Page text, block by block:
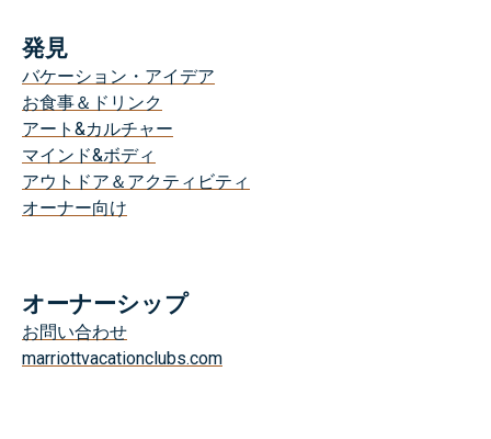
発見
バケーション・アイデア
お食事＆ドリンク
アート&カルチャー
マインド&ボディ
アウトドア＆アクティビティ
オーナー向け
オーナーシップ
お問い合わせ
marriottvacationclubs.com